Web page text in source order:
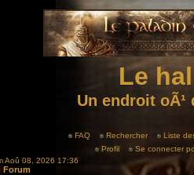
Le
Un endroit
FAQ Rechercher
Liste
Profil
Se connecter
Aoû 08, 2026 17:36
Forum